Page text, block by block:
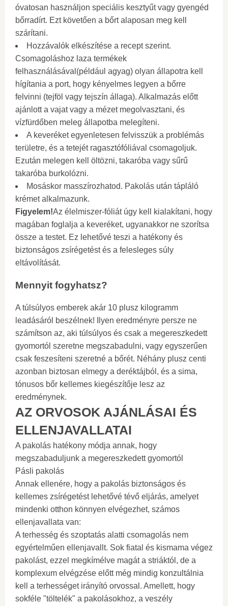
óvatosan használjon speciális kesztyűt vagy gyengéd
bőrradírt. Ezt követően a bőrt alaposan meg kell
szárítani.
Hozzávalók elkészítése a recept szerint.
Csomagoláshoz laza termékek
felhasználásával(például agyag) olyan állapotra kell
hígítania a port, hogy kényelmes legyen a bőrre
felvinni (tejföl vagy tejszín állaga). Alkalmazás előtt
ajánlott a vajat vagy a mézet megolvasztani, és
vízfürdőben meleg állapotba melegíteni.
A keveréket egyenletesen felvisszük a problémás
területre, és a tetejét ragasztófóliával csomagoljuk.
Ezután melegen kell öltözni, takaróba vagy sűrű
takaróba burkolózni.
Mosáskor masszírozhatod. Pakolás után tápláló
krémet alkalmazunk.
Figyelem!Az élelmiszer-fóliát úgy kell kialakítani, hogy
magában foglalja a keveréket, ugyanakkor ne szorítsa
össze a testet. Ez lehetővé teszi a hatékony és
biztonságos zsírégetést és a felesleges súly
eltávolítását.
Mennyit fogyhatsz?
A túlsúlyos emberek akár 10 plusz kilogramm
leadásáról beszélnek! Ilyen eredményre persze ne
számítson az, aki túlsúlyos és csak a megereszkedett
gyomortól szeretne megszabadulni, vagy egyszerűen
csak feszesíteni szeretné a bőrét. Néhány plusz centi
azonban biztosan elmegy a deréktájból, és a sima,
tónusos bőr kellemes kiegészítője lesz az
eredménynek.
AZ ORVOSOK AJÁNLÁSAI ÉS
ELLENJAVALLATAI
A pakolás hatékony módja annak, hogy
megszabaduljunk a megereszkedett gyomortól
Pásli pakolás
Annak ellenére, hogy a pakolás biztonságos és
kellemes zsírégetést lehetővé tévő eljárás, amelyet
mindenki otthon könnyen elvégezhet, számos
ellenjavallata van:
A terhesség és szoptatás alatti csomagolás nem
egyértelműen ellenjavallt. Sok fiatal és kismama végez
pakolást, ezzel megkímélve magát a striáktól, de a
komplexum elvégzése előtt még mindig konzultálnia
kell a terhességet irányító orvossal. Amellett, hogy
sokféle "töltelék" a pakolásokhoz, a veszély